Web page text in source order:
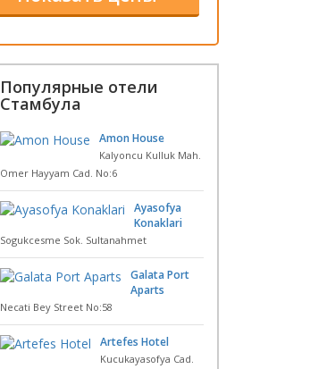
Популярные отели
Стамбула
Amon House
Kalyoncu Kulluk Mah.
Omer Hayyam Cad. No:6
Ayasofya
Konaklari
Sogukcesme Sok. Sultanahmet
Galata Port
Aparts
Necati Bey Street No:58
Artefes Hotel
Kucukayasofya Cad.